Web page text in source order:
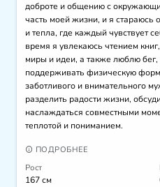
доброте и общению с
часть моей жизни, и я стараюсь
и тепла, где каждый чувствует
время я увлекаюсь чтением
миры и идеи, а также люблю бег,
поддерживать физическую
заботливого и внимательного
разделить радости жизни,
наслаждаться совместными
теплотой и пониманием.
ПОДРОБНЕЕ
Рост
167 см